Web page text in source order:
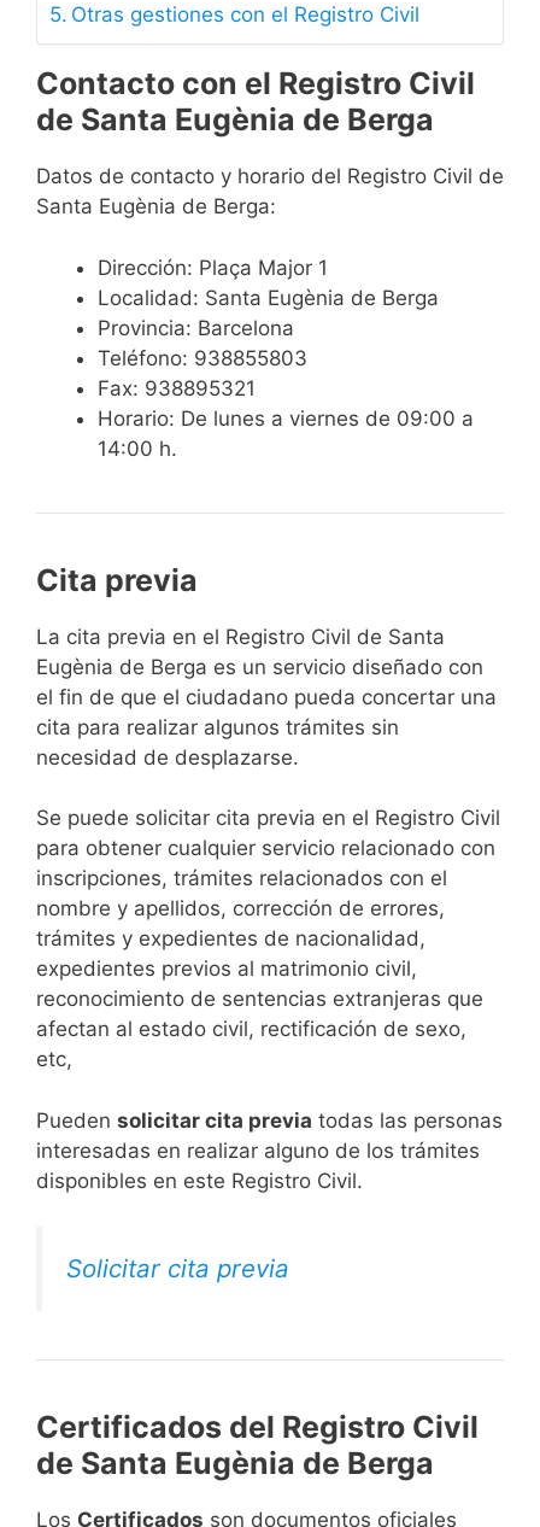
Otras gestiones con el Registro Civil
Contacto con el Registro Civil
de Santa Eugènia de Berga
Datos de contacto y horario del Registro Civil de
Santa Eugènia de Berga:
Dirección: Plaça Major 1
Localidad: Santa Eugènia de Berga
Provincia: Barcelona
Teléfono: 938855803
Fax: 938895321
Horario: De lunes a viernes de 09:00 a
14:00 h.
Cita previa
​​​​​​​​​​​​​​​​​​​​​​​​​​​​La cita previa en el Registro Civil de Santa
Eugènia de Berga es un servicio diseñado con
el fin de que el ciudadano pueda concertar una
cita para realizar algunos trámites sin
necesidad de desplazarse.​
Se puede solicitar cita previa en el Registro Civil
para obtener cualquier servicio relacionado con
inscripciones, trámites relacionados con el
nombre y apellidos, corrección de errores,
trámites y expedientes de nacionalidad,
expedientes previos al matrimonio civil,
reconocimiento de sentencias extranjeras que
afectan al estado civil, rectificación de sexo,
etc,
​Pueden solicitar cita previa todas las personas
interesadas en realizar alguno de los trámites
disponibles en este Registro Civil.​
Solicitar cita previa
Certificados del Registro Civil
de Santa Eugènia de Berga
Los Certificados son documentos oficiales